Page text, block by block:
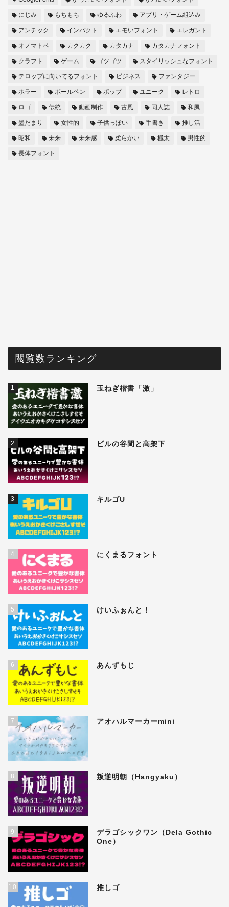
にじみ もちもち ゆるふわ アプリ・ゲーム組込み
アンチック インパクト エモいフォント エレガント
オノマトペ カクカク カタカナ カタカナフォント
クラフト ゲーム ゴツゴツ スタイリッシュなフォント
テロップに向いてるフォント ビジネス ファンタジー
ホラー ボールペン ポップ ユニーク レトロ
ロゴ 伝統 動画制作 古風 同人誌 和風
墨だまり 女性的 子供っぽい 手書き 推し活
昭和 未来 未来感 柔らかい 極太 男性的
長体フォント
閲覧数ランキング
1 玉ねぎ楷書「激」
2 ビルの谷間と高架下
3 キルゴU
4 にくまるフォント
5 けいふぉんと！
6 あんずもじ
7 アオハルマーカーmini
8 叛逆明朝（Hangyaku）
9
デラゴシックワン（Dela Gothic
One）
10 推しゴ